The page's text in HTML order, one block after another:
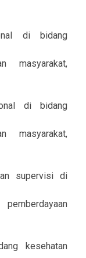
di bidang
masyarakat,
di bidang
masyarakat,
supervisi di
kesehatan